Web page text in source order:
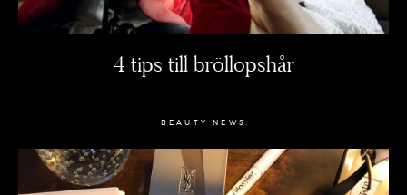
4 tips till bröllopshår
BEAUTY NEWS